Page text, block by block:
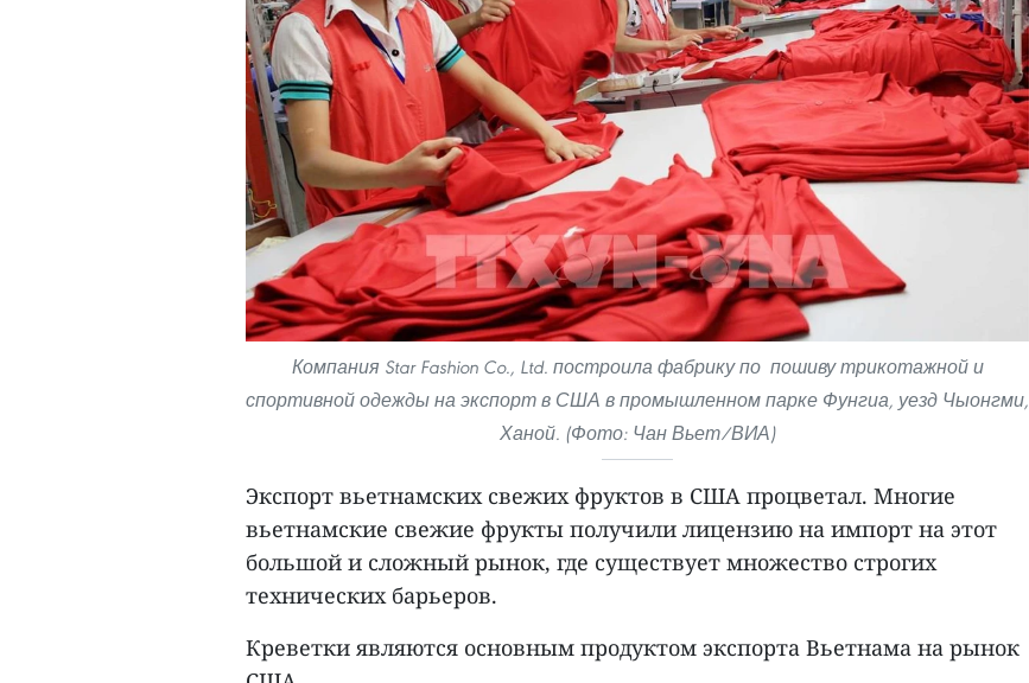
Компания Star Fashion Co., Ltd. построила фабрику по пошиву трикотажной и
спортивной одежды на экспорт в США в промышленном парке Фунгиа, уезд Чыонгми,
Ханой. (Фото: Чан Вьет/ВИА)
Экспорт вьетнамских свежих фруктов в США процветал. Многие
вьетнамские свежие фрукты получили лицензию на импорт на этот
большой и сложный рынок, где существует множество строгих
технических барьеров.
Креветки являются основным продуктом экспорта Вьетнама на рынок